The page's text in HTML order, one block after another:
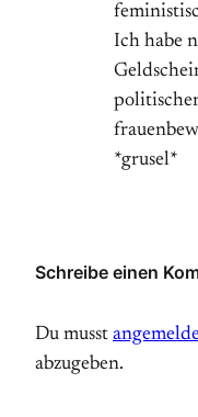
Ich habe
*grusel*
Schreibe einen
Du musst
abzugeben.